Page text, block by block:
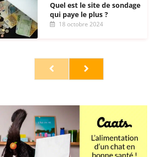
Quel est le site de sondage
qui paye le plus ?
18 octobre 2024